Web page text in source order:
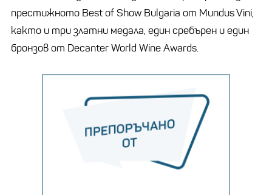
престижното Best of Show Bulgaria от Mundus Vini,
както и три златни медала, един сребърен и един
бронзов от Decanter World Wine Awards.